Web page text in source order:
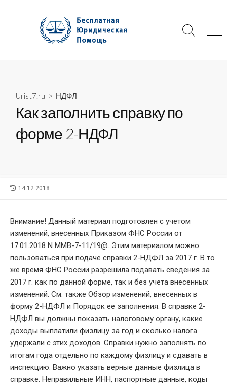
Search
Urist7.ru > НДФЛ
Как заполнить справку по
форме 2-НДФЛ
LAST
14.12.2018
Внимание! Данный материал подготовлен с учетом
изменений, внесенных Приказом ФНС России от
17.01.2018 N ММВ-7-11/19@. Этим материалом можно
пользоваться при подаче справки 2-НДФЛ за 2017 г. В то
же время ФНС России разрешила подавать сведения за
2017 г. как по данной форме, так и без учета внесенных
изменений. См. также Обзор изменений, внесенных в
форму 2-НДФЛ и Порядок ее заполнения. В справке 2-
НДФЛ вы должны показать налоговому органу, какие
доходы выплатили физлицу за год и сколько налога
удержали с этих доходов. Справки нужно заполнять по
итогам года отдельно по каждому физлицу и сдавать в
инспекцию. Важно указать верные данные физлица в
справке. Неправильные ИНН, паспортные данные, коды